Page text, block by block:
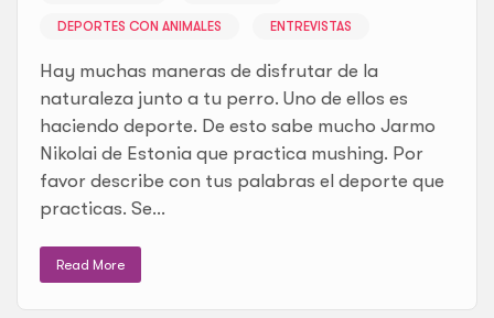
DEPORTES CON ANIMALES ENTREVISTAS
Hay muchas maneras de disfrutar de la
naturaleza junto a tu perro. Uno de ellos es
haciendo deporte. De esto sabe mucho Jarmo
Nikolai de Estonia que practica mushing. Por
favor describe con tus palabras el deporte que
practicas. Se...
Read More